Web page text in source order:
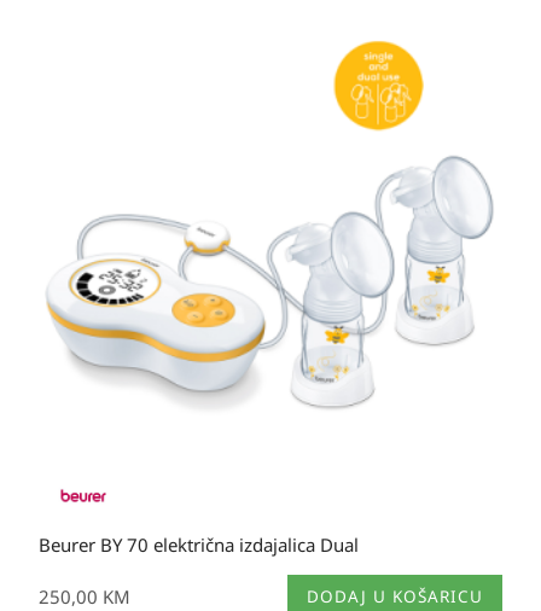
Beurer BY 70 električna izdajalica Dual
250,00 KM DODAJ U KOŠARICU